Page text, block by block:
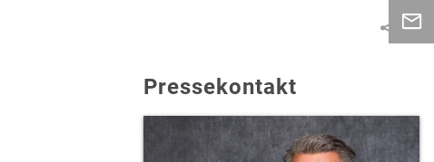
Pressekontakt